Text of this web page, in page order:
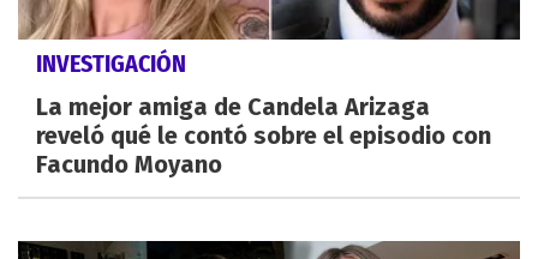
INVESTIGACIÓN
La mejor amiga de Candela Arizaga
reveló qué le contó sobre el episodio con
Facundo Moyano